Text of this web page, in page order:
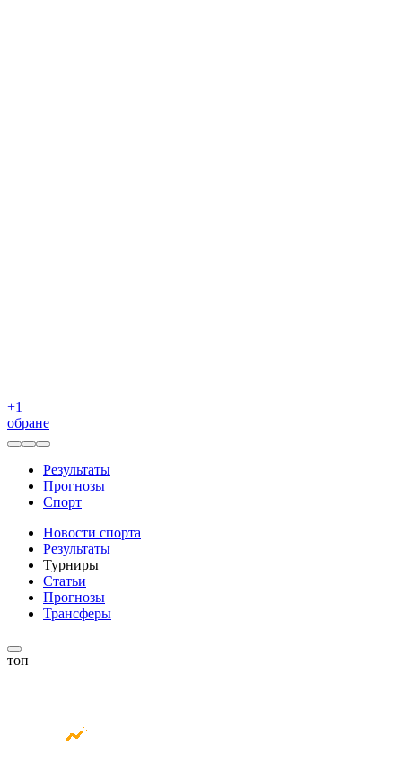
+1
обране
Результаты
Прогнозы
Спорт
Новости спорта
Результаты
Турниры
Статьи
Прогнозы
Трансферы
топ